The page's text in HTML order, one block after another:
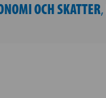
OCH SKATTER,